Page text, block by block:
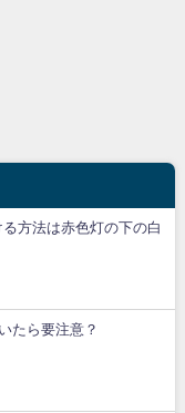
方法は赤色灯の下の白
たら要注意？